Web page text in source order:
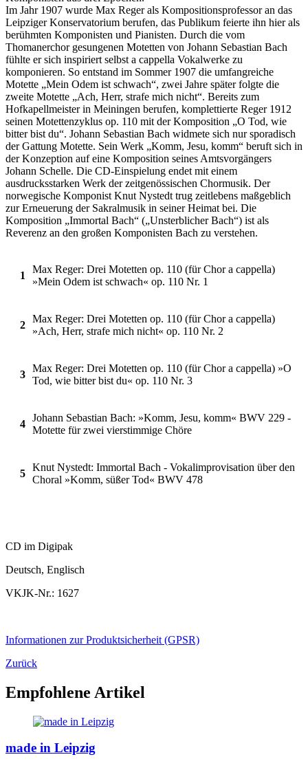
Im Jahr 1907 wurde Max Reger als Kompositionsprofessor an das
Leipziger Konservatorium berufen, das Publikum feierte ihn hier als
berühmten Komponisten und Pianisten. Durch die vom
Thomanerchor gesungenen Motetten von Johann Sebastian Bach
fühlte er sich inspiriert selbst a cappella Vokalwerke zu
komponieren. So entstand im Sommer 1907 die umfangreiche
Motette „Mein Odem ist schwach“, zwei Jahre später folgte die
zweite Motette „Ach, Herr, strafe mich nicht“. Bereits zum
Hofkapellmeister in Meiningen berufen, komplettierte Reger 1912
seinen Motettenzyklus op. 110 mit der Komposition „O Tod, wie
bitter bist du“. Johann Sebastian Bach widmete sich nur sporadisch
der Gattung Motette. Sein Werk „Komm, Jesu, komm“ beruft sich in
der Konzeption auf eine Komposition seines Amtsvorgängers
Johann Schelle. Die CD-Einspielung endet mit einem
ausdrucksstarken Werk der zeitgenössischen Chormusik. Der
norwegische Komponist Knut Nystedt trug zeitlebens maßgeblich
zur Erneuerung der Sakralmusik in seiner Heimat bei. Die
Komposition „Immortal Bach“ („Unsterblicher Bach“) ist als
Reverenz an den großen Komponisten Bach zu verstehen.
1
Max Reger: Drei Motetten op. 110 (für Chor a cappella)
»Mein Odem ist schwach« op. 110 Nr. 1
2
Max Reger: Drei Motetten op. 110 (für Chor a cappella)
»Ach, Herr, strafe mich nicht« op. 110 Nr. 2
3
Max Reger: Drei Motetten op. 110 (für Chor a cappella) »O
Tod, wie bitter bist du« op. 110 Nr. 3
4
Johann Sebastian Bach: »Komm, Jesu, komm« BWV 229 -
Motette für zwei vierstimmige Chöre
5
Knut Nystedt: Immortal Bach - Vokalimprovisation über den
Choral »Komm, süßer Tod« BWV 478
CD im Digipak
Deutsch, Englisch
VKJK-Nr.: 1627
Informationen zur Produktsicherheit (GPSR)
Zurück
Empfohlene Artikel
made in Leipzig